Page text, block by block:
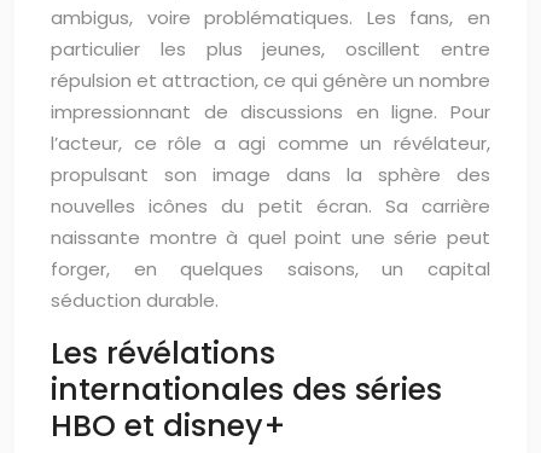
ambigus, voire problématiques. Les fans, en
particulier les plus jeunes, oscillent entre
répulsion et attraction, ce qui génère un nombre
impressionnant de discussions en ligne. Pour
l’acteur, ce rôle a agi comme un révélateur,
propulsant son image dans la sphère des
nouvelles icônes du petit écran. Sa carrière
naissante montre à quel point une série peut
forger, en quelques saisons, un capital
séduction durable.
Les révélations
internationales des séries
HBO et disney+